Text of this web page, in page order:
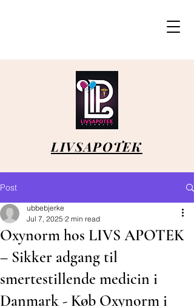
LIVSAPOTEK
Post
Oxynorm hos LIVS APOTEK
– Sikker adgang til
smertestillende medicin i
Danmark - Køb Oxynorm i
ubbebjerke
Jul 7, 2025 2 min read